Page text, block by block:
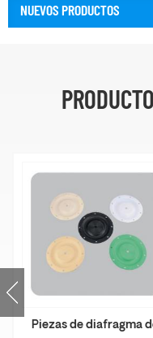
NUEVOS PRODUCTOS
Piezas de diafragma